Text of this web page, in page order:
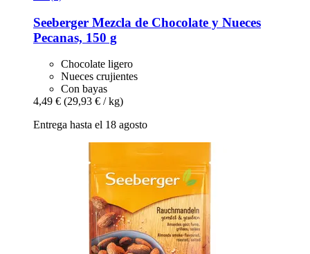
Seeberger Mezcla de Chocolate y Nueces
Pecanas, 150 g
Chocolate ligero
Nueces crujientes
Con bayas
4,49 € (29,93 € / kg)
Entrega hasta el 18 agosto